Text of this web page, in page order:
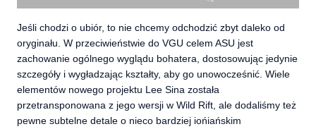
Jeśli chodzi o ubiór, to nie chcemy odchodzić zbyt daleko od
oryginału. W przeciwieństwie do VGU celem ASU jest
zachowanie ogólnego wyglądu bohatera, dostosowując jedynie
szczegóły i wygładzając kształty, aby go unowocześnić. Wiele
elementów nowego projektu Lee Sina została
przetransponowana z jego wersji w Wild Rift, ale dodaliśmy też
pewne subtelne detale o nieco bardziej iońiańskim